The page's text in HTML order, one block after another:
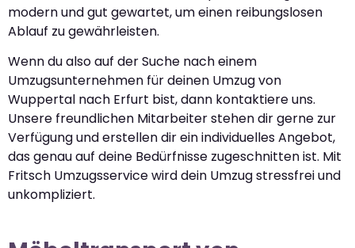
modern und gut gewartet, um einen reibungslosen
Ablauf zu gewährleisten.
Wenn du also auf der Suche nach einem
Umzugsunternehmen für deinen Umzug von
Wuppertal nach Erfurt bist, dann kontaktiere uns.
Unsere freundlichen Mitarbeiter stehen dir gerne zur
Verfügung und erstellen dir ein individuelles Angebot,
das genau auf deine Bedürfnisse zugeschnitten ist. Mit
Fritsch Umzugsservice wird dein Umzug stressfrei und
unkompliziert.